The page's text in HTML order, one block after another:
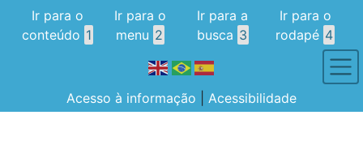
Ir para o
conteúdo 1
Ir para o
menu 2
Ir para a
busca 3
Ir para o
rodapé 4
Acesso à informação Acessibilidade